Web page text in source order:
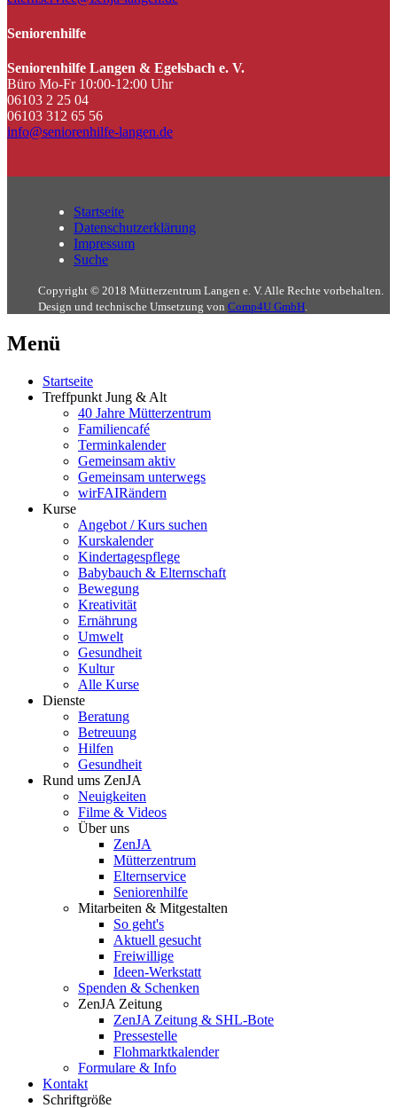
Seniorenhilfe
Seniorenhilfe Langen & Egelsbach e. V.
Büro Mo-Fr 10:00-12:00 Uhr
06103 2 25 04
06103 312 65 56
info@seniorenhilfe-langen.de
Startseite
Datenschutzerklärung
Impressum
Suche
Copyright © 2018 Mütterzentrum Langen e. V. Alle Rechte vorbehalten.
Design und technische Umsetzung von Comp4U GmbH
Menü
Startseite
Treffpunkt Jung & Alt
40 Jahre Mütterzentrum
Familiencafé
Terminkalender
Gemeinsam aktiv
Gemeinsam unterwegs
wirFAIRändern
Kurse
Angebot / Kurs suchen
Kurskalender
Kindertagespflege
Babybauch & Elternschaft
Bewegung
Kreativität
Ernährung
Umwelt
Gesundheit
Kultur
Alle Kurse
Dienste
Beratung
Betreuung
Hilfen
Gesundheit
Rund ums ZenJA
Neuigkeiten
Filme & Videos
Über uns
ZenJA
Mütterzentrum
Elternservice
Seniorenhilfe
Mitarbeiten & Mitgestalten
So geht's
Aktuell gesucht
Freiwillige
Ideen-Werkstatt
Spenden & Schenken
ZenJA Zeitung
ZenJA Zeitung & SHL-Bote
Pressestelle
Flohmarktkalender
Formulare & Info
Kontakt
Schriftgröße